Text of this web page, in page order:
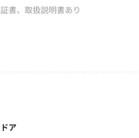
書、取扱説明書あり
ア